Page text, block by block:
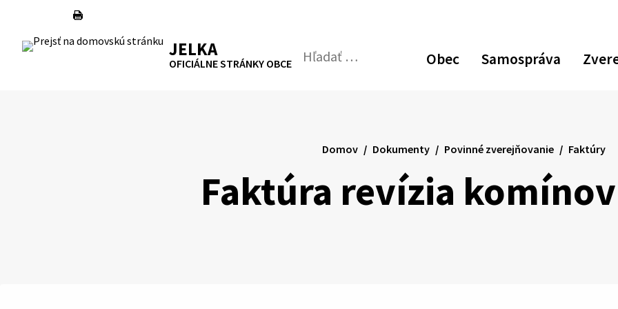
obsah
RSS Mapa Tlačiť
JELKA
OFICIÁLNE STRÁNKY OBCE Obec Samospráva
Hľadať:
Odoslať
Faktúra revízia komínov
Domov Dokumenty Povinné zverejňovanie Faktúry